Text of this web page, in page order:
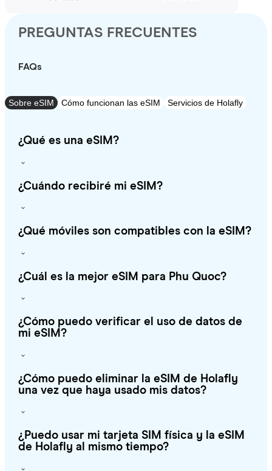
PREGUNTAS FRECUENTES
FAQs
Sobre eSIM Cómo funcionan las eSIM Servicios de Holafly
¿Qué es una eSIM?
¿Cuándo recibiré mi eSIM?
¿Qué móviles son compatibles con la eSIM?
¿Cuál es la mejor eSIM para Phu Quoc?
¿Cómo puedo verificar el uso de datos de
mi eSIM?
¿Cómo puedo eliminar la eSIM de Holafly
una vez que haya usado mis datos?
¿Puedo usar mi tarjeta SIM física y la eSIM
de Holafly al mismo tiempo?